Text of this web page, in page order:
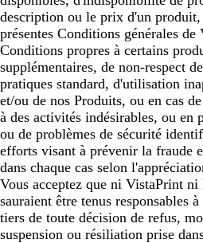
description ou le prix d'un
présentes Conditions générales
Conditions propres à certains
supplémentaires, de non-respect
pratiques standard, d'utilisation
et/ou de nos Produits, ou en cas
à des activités indésirables, ou en
ou de problèmes de sécurité
efforts visant à prévenir la fraude
dans chaque cas selon
Vous acceptez que ni VistaPrint
sauraient être tenus responsables
tiers de toute décision de refus,
suspension ou résiliation prise